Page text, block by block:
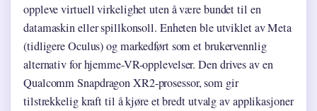
oppleve virtuell virkelighet uten å være bundet til en
datamaskin eller spillkonsoll. Enheten ble utviklet av Meta
(tidligere Oculus) og markedført som et brukervennlig
alternativ for hjemme-VR-opplevelser. Den drives av en
Qualcomm Snapdragon XR2-prosessor, som gir
tilstrekkelig kraft til å kjøre et bredt utvalg av applikasjoner